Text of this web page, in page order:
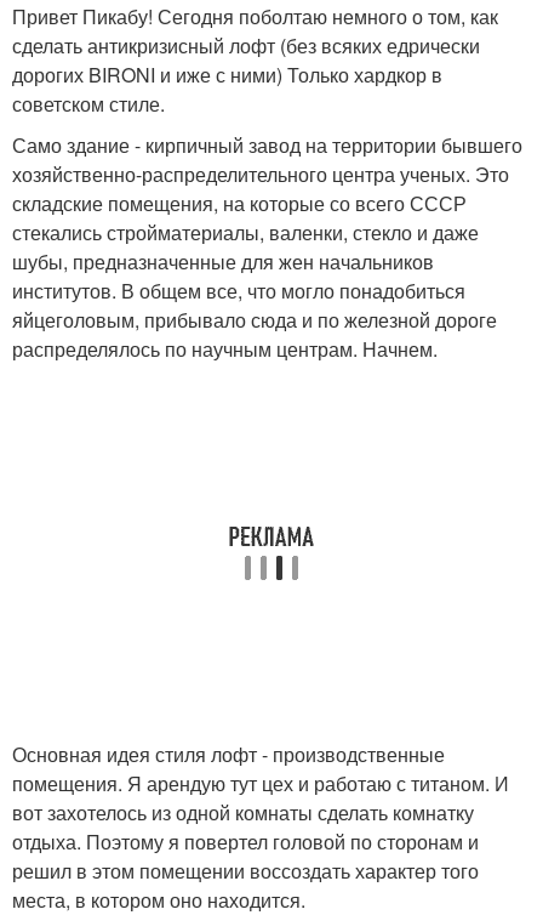
Привет Пикабу! Сегодня поболтаю немного о том, как
сделать антикризисный лофт (без всяких едрически
дорогих BIRONI и иже с ними) Только хардкор в
советском стиле.
Само здание - кирпичный завод на территории бывшего
хозяйственно-распределительного центра ученых. Это
складские помещения, на которые со всего СССР
стекались стройматериалы, валенки, стекло и даже
шубы, предназначенные для жен начальников
институтов. В общем все, что могло понадобиться
яйцеголовым, прибывало сюда и по железной дороге
распределялось по научным центрам. Начнем.
Основная идея стиля лофт - производственные
помещения. Я арендую тут цех и работаю с титаном. И
вот захотелось из одной комнаты сделать комнатку
отдыха. Поэтому я повертел головой по сторонам и
решил в этом помещении воссоздать характер того
места, в котором оно находится.